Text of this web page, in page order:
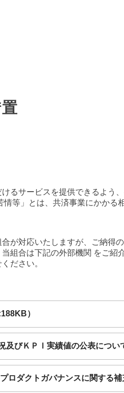
るサービスを提供できるよう
等」とは、共済事業にかかる
が対応いたしますが、ご納得
組合は下記の外部機関 をご紹
ださい。
）
びＫＰＩ実績値の公表につい
ロダクトガバナンスに関する